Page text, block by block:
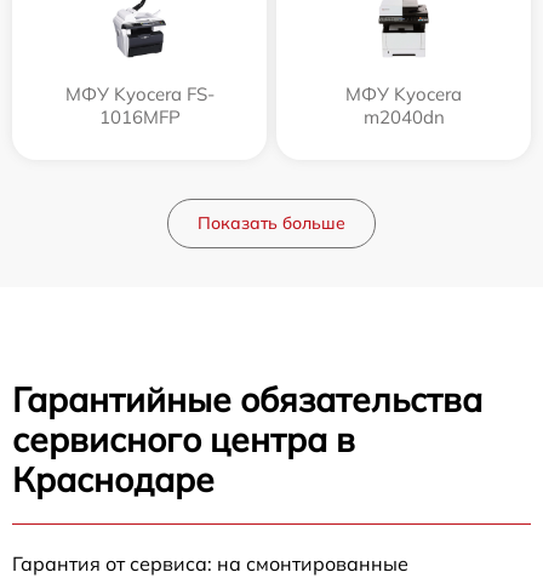
МФУ Kyocera FS-
1016MFP
МФУ Kyocera
m2040dn
Показать больше
Гарантийные обязательства
сервисного центра в
Краснодаре
Гарантия от сервиса: на смонтированные